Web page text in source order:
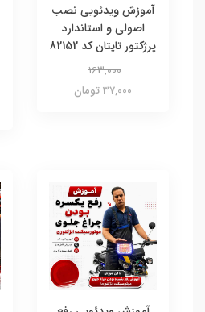
آموزش ویدئویی نصب
اصولی و استاندارد
پرژکتور تایتان کد 82152
163,000
37,000 تومان